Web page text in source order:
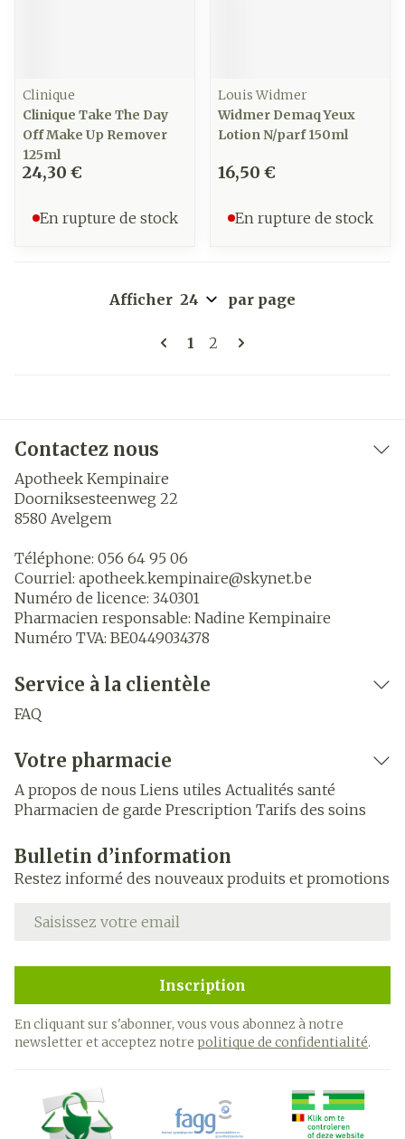
Clinique
Clinique Take The Day
Off Make Up Remover
125ml
24,30 €
En rupture de stock
Louis Widmer
Widmer Demaq Yeux
Lotion N/parf 150ml
16,50 €
En rupture de stock
Pages
Vous lisez actuellement la
1 Page
2
Afficher par page
Contactez nous
Apotheek Kempinaire
Doorniksesteenweg 22
8580 Avelgem
Téléphone: 056 64 95 06
Courriel: apotheek.kempinaire@skynet.be
Numéro de licence: 340301
Pharmacien responsable: Nadine Kempinaire
Numéro TVA: BE0449034378
Service à la clientèle
FAQ
Votre pharmacie
A propos de nous Liens utiles Actualités santé
Pharmacien de garde Prescription Tarifs des soins
Bulletin d’information
Restez informé des nouveaux produits et promotions
Adresse mail
Inscription
En cliquant sur s'abonner, vous vous abonnez à notre
newsletter et acceptez notre politique de confidentialité.